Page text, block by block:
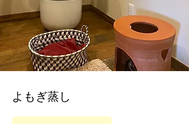
​よもぎ蒸し